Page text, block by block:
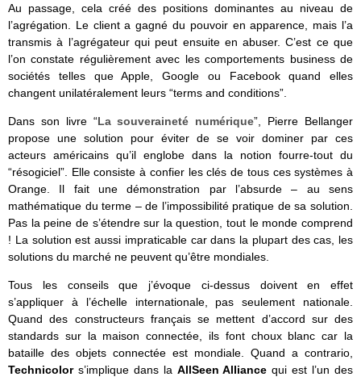
Au passage, cela créé des positions dominantes au niveau de
l’agrégation. Le client a gagné du pouvoir en apparence, mais l’a
transmis à l’agrégateur qui peut ensuite en abuser. C’est ce que
l’on constate régulièrement avec les comportements business de
sociétés telles que Apple, Google ou Facebook quand elles
changent unilatéralement leurs “terms and conditions”.
Dans son livre “La souveraineté numérique”, Pierre Bellanger
propose une solution pour éviter de se voir dominer par ces
acteurs américains qu’il englobe dans la notion fourre-tout du
“résogiciel”. Elle consiste à confier les clés de tous ces systèmes à
Orange. Il fait une démonstration par l’absurde – au sens
mathématique du terme – de l’impossibilité pratique de sa solution.
Pas la peine de s’étendre sur la question, tout le monde comprend
! La solution est aussi impraticable car dans la plupart des cas, les
solutions du marché ne peuvent qu’être mondiales.
Tous les conseils que j’évoque ci-dessus doivent en effet
s’appliquer à l’échelle internationale, pas seulement nationale.
Quand des constructeurs français se mettent d’accord sur des
standards sur la maison connectée, ils font choux blanc car la
bataille des objets connectée est mondiale. Quand a contrario,
Technicolors’implique dans la AllSeen Alliance qui est l’un des